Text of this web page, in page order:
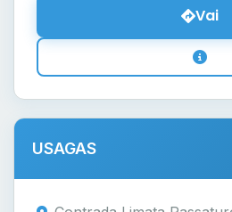
Vai
USAGAS